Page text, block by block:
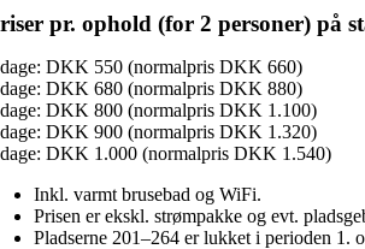
pr. ophold (for 2 personer) på
DKK 550 (normalpris DKK 660)
DKK 680 (normalpris DKK 880)
DKK 800 (normalpris DKK 1.100)
DKK 900 (normalpris DKK 1.320)
DKK 1.000 (normalpris DKK 1.540)
Inkl. varmt brusebad og WiFi.
Prisen er ekskl. strømpakke og evt.
Pladserne 201–264 er lukket i perioden 1.